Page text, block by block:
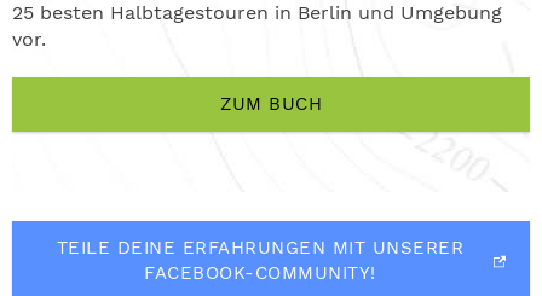
25 besten Halbtagestouren in Berlin und Umgebung
vor.
ZUM BUCH
TEILE DEINE ERFAHRUNGEN MIT UNSERER
FACEBOOK-COMMUNITY!